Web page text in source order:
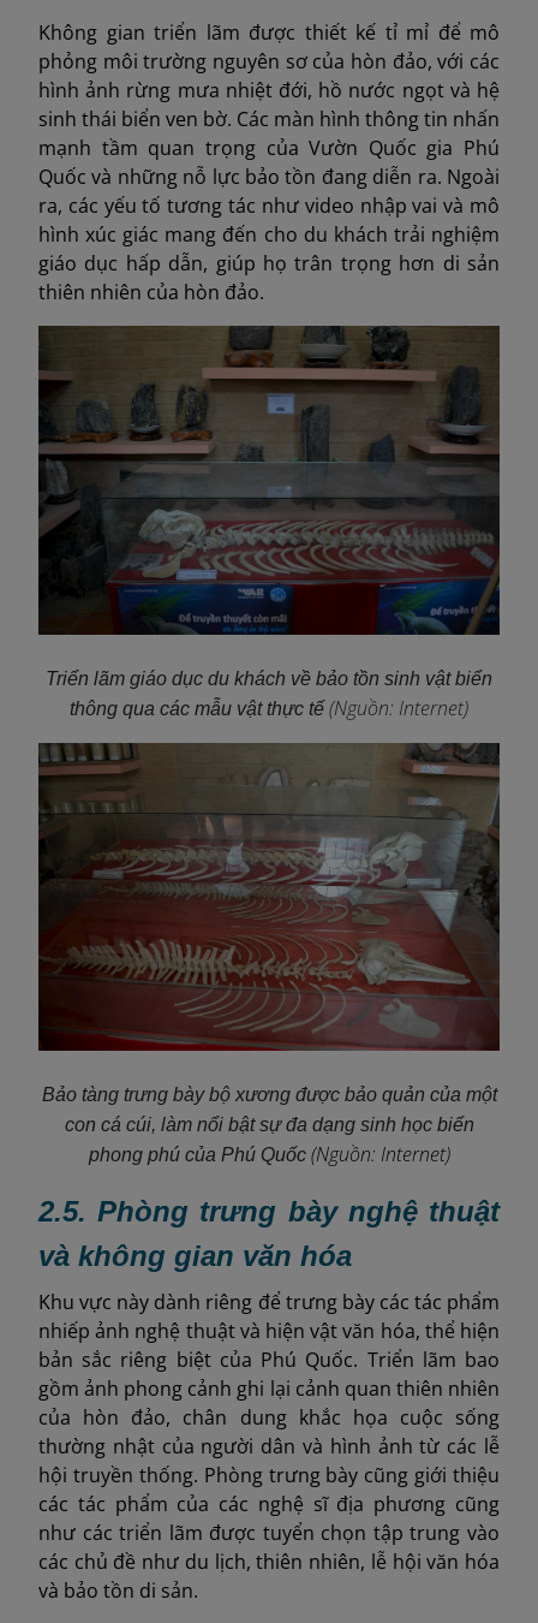
Không gian triển lãm được thiết kế tỉ mỉ để mô
phỏng môi trường nguyên sơ của hòn đảo, với các
hình ảnh rừng mưa nhiệt đới, hồ nước ngọt và hệ
sinh thái biển ven bờ. Các màn hình thông tin nhấn
mạnh tầm quan trọng của Vườn Quốc gia Phú
Quốc và những nỗ lực bảo tồn đang diễn ra. Ngoài
ra, các yếu tố tương tác như video nhập vai và mô
hình xúc giác mang đến cho du khách trải nghiệm
giáo dục hấp dẫn, giúp họ trân trọng hơn di sản
thiên nhiên của hòn đảo.
Triển lãm giáo dục du khách về bảo tồn sinh vật biển
thông qua các mẫu vật thực tế (Nguồn: Internet)
Bảo tàng trưng bày bộ xương được bảo quản của một
con cá cúi, làm nổi bật sự đa dạng sinh học biển
phong phú của Phú Quốc (Nguồn: Internet)
2.5. Phòng trưng bày nghệ thuật
và không gian văn hóa
Khu vực này dành riêng để trưng bày các tác phẩm
nhiếp ảnh nghệ thuật và hiện vật văn hóa, thể hiện
bản sắc riêng biệt của Phú Quốc. Triển lãm bao
gồm ảnh phong cảnh ghi lại cảnh quan thiên nhiên
của hòn đảo, chân dung khắc họa cuộc sống
thường nhật của người dân và hình ảnh từ các lễ
hội truyền thống. Phòng trưng bày cũng giới thiệu
các tác phẩm của các nghệ sĩ địa phương cũng
như các triển lãm được tuyển chọn tập trung vào
các chủ đề như du lịch, thiên nhiên, lễ hội văn hóa
và bảo tồn di sản.